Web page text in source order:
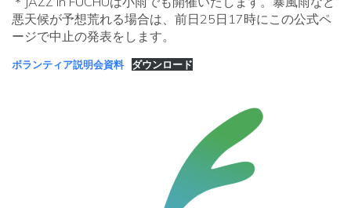
悪天候が予想荒れる場合は、前日25日17時にこの公式ペ
ージで中止の発表をします。
ボランティア説明会資料 ダウンロード